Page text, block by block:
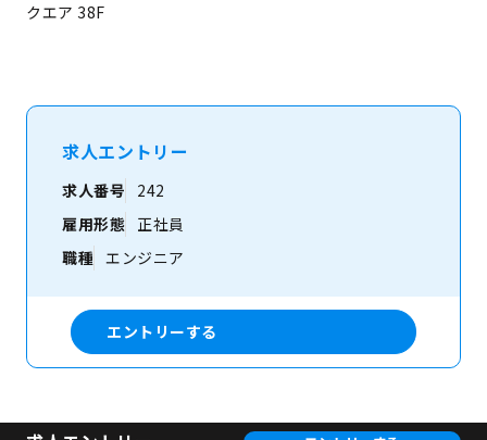
クエア 38F
求人エントリー
求人番号
242
雇用形態 正社員
職種
エンジニア
エントリーする